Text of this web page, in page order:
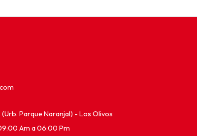
Parque Naranjal) - Los Olivos
Am a 06:00 Pm